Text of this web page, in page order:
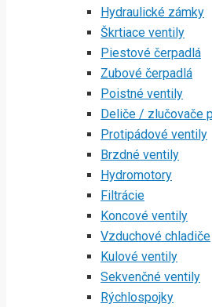
Hydraulické zámky
Škrtiace ventily
Piestové čerpadlá
Zubové čerpadlá
Poistné ventily
Deliče / zlučovače
Protipádové ventily
Brzdné ventily
Hydromotory
Filtrácie
Koncové ventily
Vzduchové chladiče
Kulové ventily
Sekvenčné ventily
Rýchlospojky